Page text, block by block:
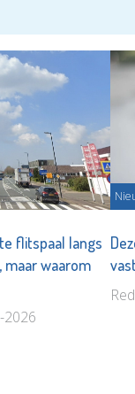
flitspaal langs
maar waarom
2026